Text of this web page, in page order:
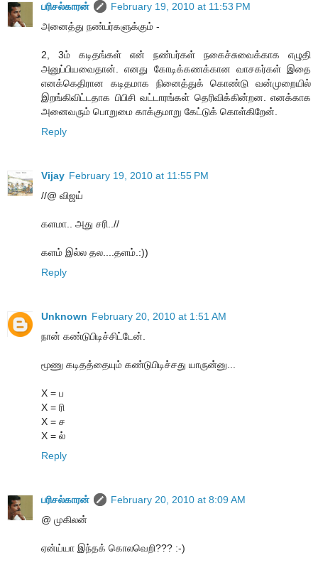
பரிசல்காரன்
February 19, 2010 at 11:53 PM
அனைத்து நண்பர்களுக்கும் -
2, 3ம் கடிதங்கள் என் நண்பர்கள் நகைச்சுவைக்காக எழுதி
அனுப்பியவைதான். எனது கோடிக்கணக்கான வாசகர்கள் இதை
எனக்கெதிரான கடிதமாக நினைத்துக் கொண்டு வன்முறையில்
இறங்கிவிட்டதாக பிபிசி வட்டாரங்கள் தெரிவிக்கின்றன. எனக்காக
அனைவரும் பொறுமை காக்குமாறு கேட்டுக் கொள்கிறேன்.
Reply
Vijay February 19, 2010 at 11:55 PM
//@ விஜய்
களமா.. அது சரி..//
களம் இல்ல தல....தளம்.:))
Reply
Unknown February 20, 2010 at 1:51 AM
நான் கண்டுபிடிச்சிட்டேன்.
மூணு கடிதத்தையும் கண்டுபிடிச்சது யாருன்னு...
X = ப
X = ரி
X = ச
X = ல்
Reply
பரிசல்காரன்
February 20, 2010 at 8:09 AM
@ முகிலன்
ஏன்ய்யா இந்தக் கொலவெறி??? :-)